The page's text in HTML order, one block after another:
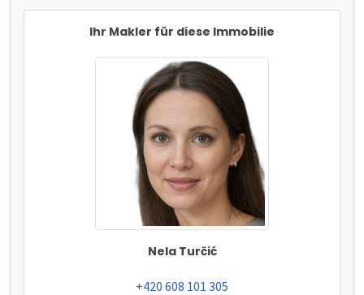
Ihr Makler für diese Immobilie
Nela Turčić
tel:
+420 608 101 305